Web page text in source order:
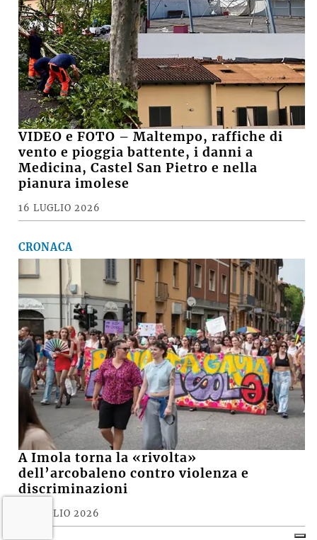
VIDEO e FOTO – Maltempo, raffiche di
vento e pioggia battente, i danni a
Medicina, Castel San Pietro e nella
pianura imolese
16 LUGLIO 2026
CRONACA
A Imola torna la «rivolta»
dell’arcobaleno contro violenza e
discriminazioni
10 LUGLIO 2026